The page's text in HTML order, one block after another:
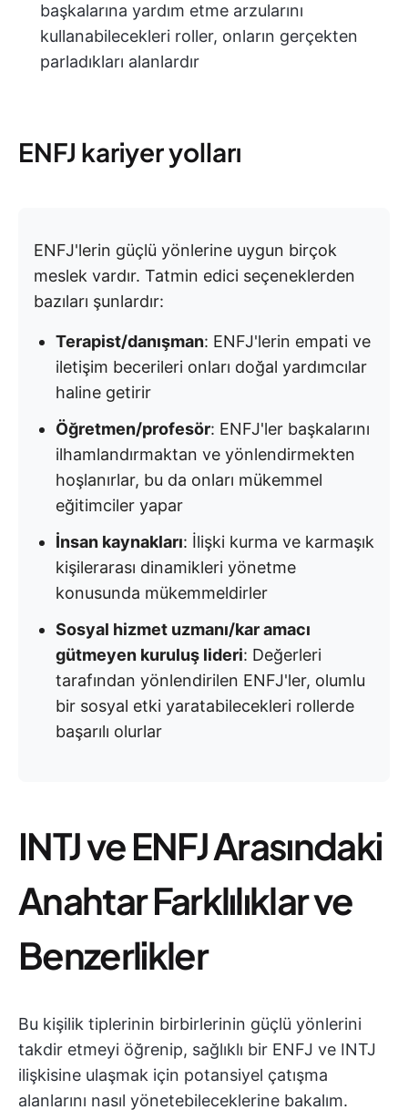
başkalarına yardım etme arzularını
kullanabilecekleri roller, onların gerçekten
parladıkları alanlardır
ENFJ kariyer yolları
ENFJ'lerin güçlü yönlerine uygun birçok
meslek vardır. Tatmin edici seçeneklerden
bazıları şunlardır:
Terapist/danışman: ENFJ'lerin empati ve
iletişim becerileri onları doğal yardımcılar
haline getirir
Öğretmen/profesör: ENFJ'ler başkalarını
ilhamlandırmaktan ve yönlendirmekten
hoşlanırlar, bu da onları mükemmel
eğitimciler yapar
İnsan kaynakları: İlişki kurma ve karmaşık
kişilerarası dinamikleri yönetme
konusunda mükemmeldirler
Sosyal hizmet uzmanı/kar amacı
gütmeyen kuruluş lideri: Değerleri
tarafından yönlendirilen ENFJ'ler, olumlu
bir sosyal etki yaratabilecekleri rollerde
başarılı olurlar
INTJ ve ENFJ Arasındaki
Anahtar Farklılıklar ve
Benzerlikler
Bu kişilik tiplerinin birbirlerinin güçlü yönlerini
takdir etmeyi öğrenip, sağlıklı bir ENFJ ve INTJ
ilişkisine ulaşmak için potansiyel çatışma
alanlarını nasıl yönetebileceklerine bakalım.